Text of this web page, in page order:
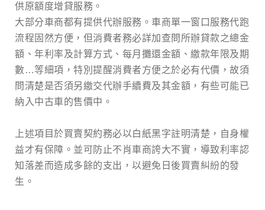
供原額度增貸服務。
大部分車商都有提供代辦服務。車商單一窗口服務代跑
流程固然方便，但消費者務必詳加查問所辦貸款之總金
額、年利率及計算方式、每月攤還金額、繳款年限及期
數…等細項，特別提醒消費者方便之於必有代價，故須
問清楚是否須另繳交代辦手續費及其金額，有些可能已
納入中古車的售價中。
上述項目於買賣契約務必以白紙黑字註明清楚，自身權
益才有保障。並可防止不肖車商誇大不實，導致利率認
知落差而造成多餘的支出，以避免日後買賣糾紛的發
生。